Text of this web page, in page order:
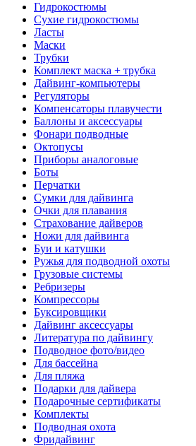
Гидрокостюмы
Сухие гидрокостюмы
Ласты
Маски
Трубки
Комплект маска + трубка
Дайвинг-компьютеры
Регуляторы
Компенсаторы плавучести
Баллоны и аксессуары
Фонари подводные
Октопусы
Приборы аналоговые
Боты
Перчатки
Сумки для дайвинга
Очки для плавания
Страхование дайверов
Ножи для дайвинга
Буи и катушки
Ружья для подводной охоты
Грузовые системы
Ребризеры
Компрессоры
Буксировщики
Дайвинг аксессуары
Литература по дайвингу
Подводное фото/видео
Для бассейна
Для пляжа
Подарки для дайвера
Подарочные сертификаты
Комплекты
Подводная охота
Фридайвинг